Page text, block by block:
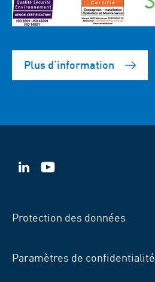
Plus d‘information
VSB
VSB
Protection des données
Paramètres de confidentialité